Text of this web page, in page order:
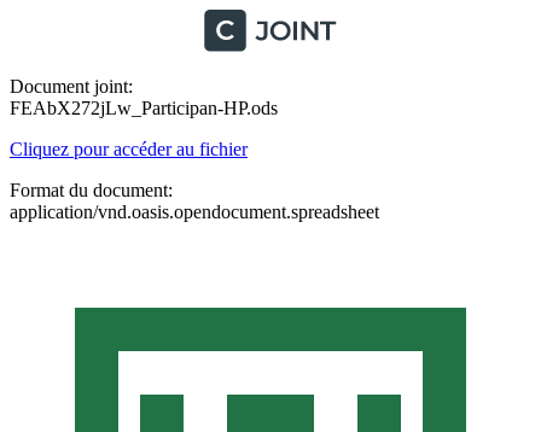
Document joint:
FEAbX272jLw_Participan-HP.ods
Cliquez pour accéder au fichier
Format du document:
application/vnd.oasis.opendocument.spreadsheet